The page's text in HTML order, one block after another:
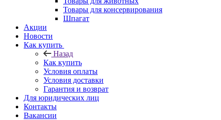
Товары для консервирования
Шпагат
Акции
Новости
Как купить
Назад
Как купить
Условия оплаты
Условия доставки
Гарантия и возврат
Для юридических лиц
Контакты
Вакансии